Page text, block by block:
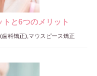
と6つのメリット
(歯科矯正),マウスピース矯正